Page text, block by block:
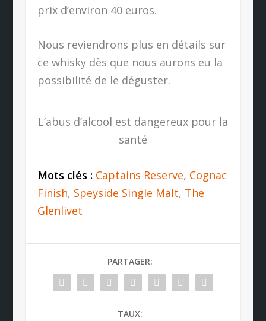
prix d’environ 40 euros.
Nous reviendrons plus en détails sur
ce whisky dès que nous aurons eu la
possibilité de le déguster.
L’abus d’alcool est dangereux pour la
santé
Mots clés : Captains Reserve, Cognac
Finish, Speyside Single Malt, The
Glenlivet
PARTAGER:
TAUX: